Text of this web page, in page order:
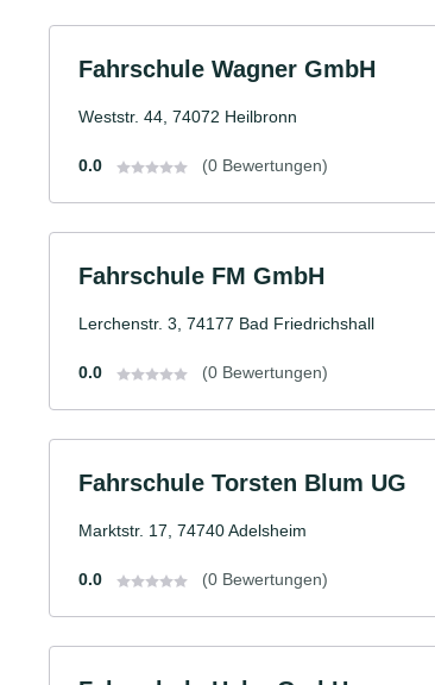
Fahrschule Wagner GmbH
Weststr. 44, 74072 Heilbronn
0.0 (0 Bewertungen)
Fahrschule FM GmbH
Lerchenstr. 3, 74177 Bad Friedrichshall
0.0 (0 Bewertungen)
Fahrschule Torsten Blum UG
Marktstr. 17, 74740 Adelsheim
0.0 (0 Bewertungen)